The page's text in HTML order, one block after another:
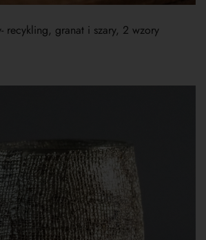
recykling, granat i szary, 2 wzory